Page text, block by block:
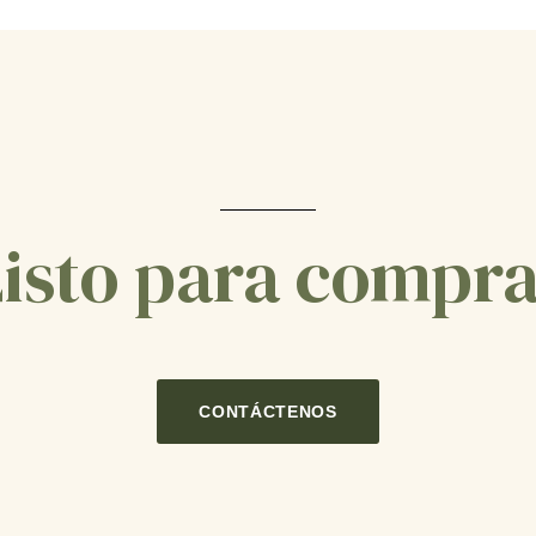
para
CONTÁCTENOS